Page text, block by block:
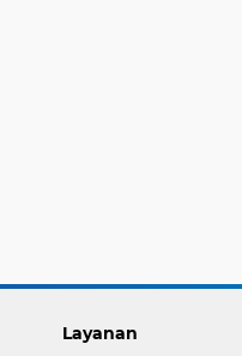
Layanan